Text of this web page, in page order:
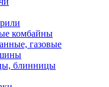
комбайны
газовые
блинницы